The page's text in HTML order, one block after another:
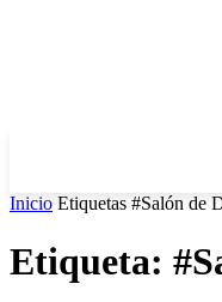
Inicio Etiquetas #Salón de
Etiqueta: